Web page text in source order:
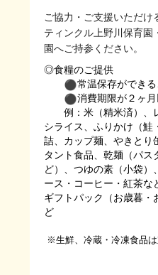
ご協力・ご支援いただけ
ティンクル上野川保育
園へご持参ください。
◎食糧のご提供
常温保存ができ
消費期限が２ヶ
例：米（精米済）、
シライス、ふりかけ（鮭
詰、カップ麺、やきとり
タント食品、 乾麺（パス
ど）、つゆの素（小袋）、
ース・コーヒー・紅茶な
ギフトパック（お歳暮・
ど
※生鮮、冷蔵・冷凍食品は